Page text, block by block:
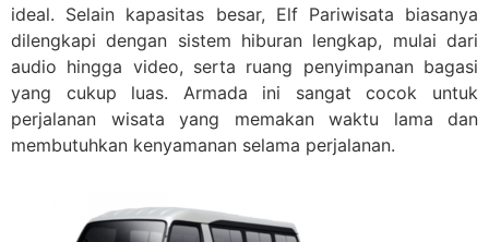
ideal. Selain kapasitas besar, Elf Pariwisata biasanya
dilengkapi dengan sistem hiburan lengkap, mulai dari
audio hingga video, serta ruang penyimpanan bagasi
yang cukup luas. Armada ini sangat cocok untuk
perjalanan wisata yang memakan waktu lama dan
membutuhkan kenyamanan selama perjalanan.